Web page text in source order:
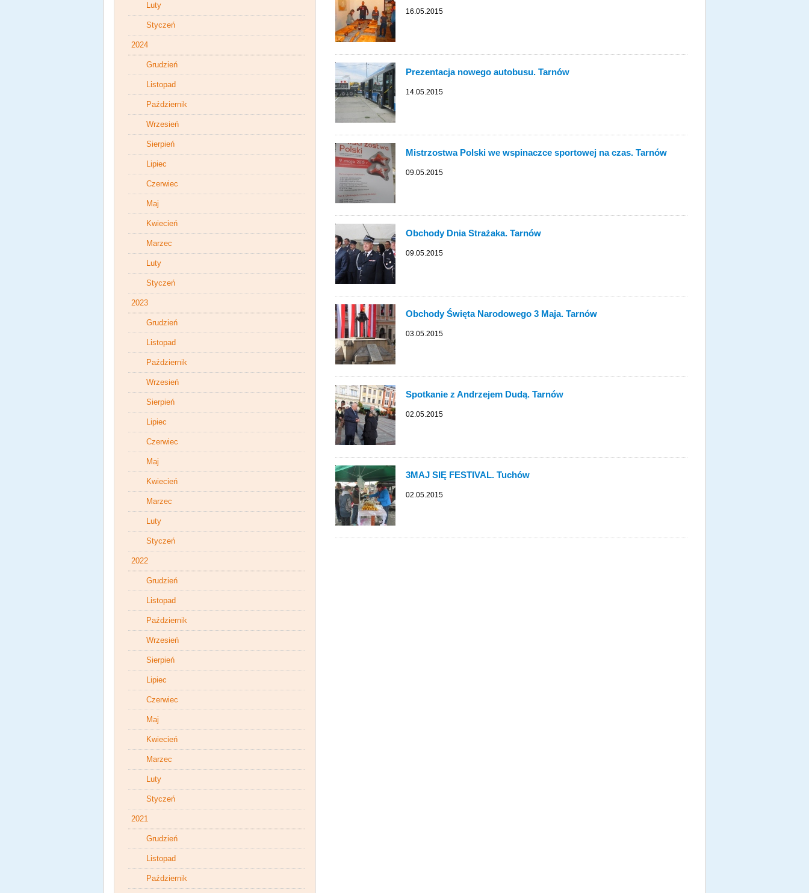
16.05.2015
Prezentacja nowego autobusu. Tarnów
14.05.2015
Mistrzostwa Polski we wspinaczce sportowej na czas. Tarnów
09.05.2015
Obchody Dnia Strażaka. Tarnów
09.05.2015
Obchody Święta Narodowego 3 Maja. Tarnów
03.05.2015
Spotkanie z Andrzejem Dudą. Tarnów
02.05.2015
3MAJ SIĘ FESTIVAL. Tuchów
02.05.2015
Luty
Styczeń
2024
Grudzień
Listopad
Październik
Wrzesień
Sierpień
Lipiec
Czerwiec
Maj
Kwiecień
Marzec
Luty
Styczeń
2023
Grudzień
Listopad
Październik
Wrzesień
Sierpień
Lipiec
Czerwiec
Maj
Kwiecień
Marzec
Luty
Styczeń
2022
Grudzień
Listopad
Październik
Wrzesień
Sierpień
Lipiec
Czerwiec
Maj
Kwiecień
Marzec
Luty
Styczeń
2021
Grudzień
Listopad
Październik